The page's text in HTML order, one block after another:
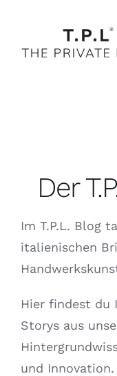
springen
Der
Im T.P.L. Blog
italienischen
Hier findest du
Storys aus
und